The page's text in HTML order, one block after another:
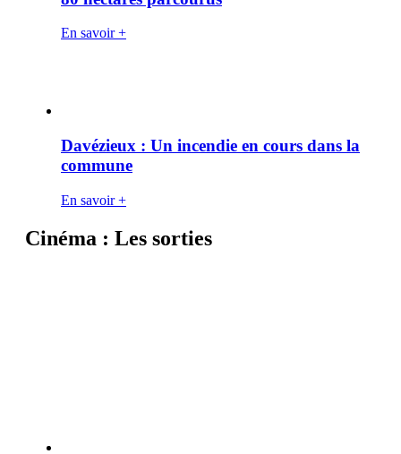
En savoir +
Davézieux : Un incendie en cours dans la
commune
En savoir +
Cinéma : Les sorties